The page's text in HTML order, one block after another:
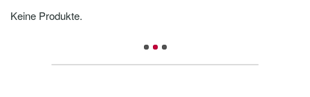
Keine Produkte.